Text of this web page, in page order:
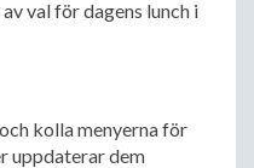
val för dagens lunch i
kolla menyerna för
uppdaterar dem